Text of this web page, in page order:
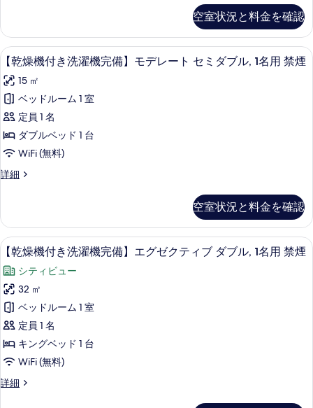
真
を
表
示
す
る
名
用
禁
煙
の
す
べ
て
の
真
を
表
示
す
る
ル,
名
用
禁
煙
の
詳
細
備】
ス
ー
ペ
リ
ア
ダ
ブ
ル,
用
禁
煙
の
す
べ
て
の
写
真
き
洗
濯
完
備】
ス
ー
ペ
リ
ア
ダ
名
用
禁
煙
の
詳
細
空室状況と料金を確認
【乾
燥
機
付
き
洗
機
備】
モ
デ
レ
ー
ト
セ
ミ
ダ
ブ
セーフティボックス (室内)、防音設
9
【乾燥機付き洗濯機完備】モデレート セミダブル, 1名用 禁煙
15 ㎡
ベッドルーム 1 室
定員 1 名
ダブルベッド 1 台
WiFi (無料)
詳細
【乾
き
洗
濯
完
備】
モ
デ
レ
ー
ト
セ
ミ
ダ
空室状況と料金を確認
【乾
燥
機
付
き
洗
濯
完
セーフティボックス (室内)、防音設
11
【乾燥機付き洗濯機完備】エグゼクティブ ダブル, 1名用 禁煙
シティビュー
32 ㎡
ベッドルーム 1 室
定員 1 名
キングベッド 1 台
WiFi (無料)
詳細
【乾